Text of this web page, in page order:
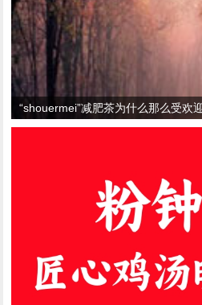
“shouermei”减肥茶为什么那么受欢